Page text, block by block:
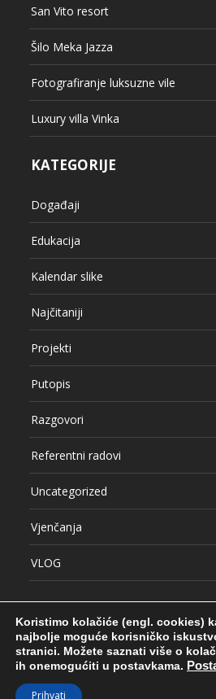
San Vito resort
Šilo Meka Jazza
Fotografiranje luksuzne vile
Luxury villa Vinka
KATEGORIJE
Događaji
Edukacija
Kalendar slike
Najčitaniji
Projekti
Putopis
Razgovori
Referentni radovi
Uncategorized
Vjenčanja
VLOG
© COPYRIGHT
RADOVI
Koristimo kolačiće (engl. cookies)
najbolje moguće korisničko
stranici. Možete saznati više o
ih onemogućiti u postavkama.
Prihvati